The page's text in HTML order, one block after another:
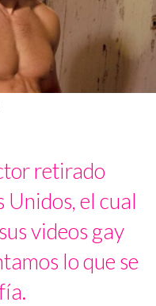
retirado
el cual
videos gay
lo que se